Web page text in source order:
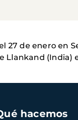
27 de enero en
Llankand (India)
hacemos